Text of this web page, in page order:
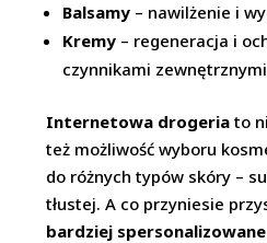
Balsamy – nawilżenie i
Kremy – regeneracja i
czynnikami zewnętrznymi
Internetowa drogeria to
też możliwość wyboru
do różnych typów skóry –
tłustej. A co przyniesie
bardziej